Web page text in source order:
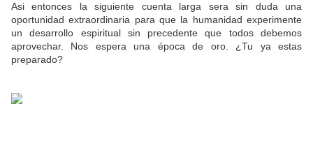
Asi entonces la siguiente cuenta larga sera sin duda una
oportunidad extraordinaria para que la humanidad experimente
un desarrollo espiritual sin precedente que todos debemos
aprovechar. Nos espera una época de oro. ¿Tu ya estas
preparado?